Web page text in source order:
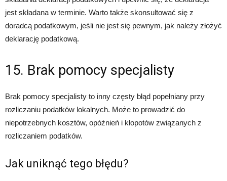
jest składana w terminie. Warto także skonsultować się z
doradcą podatkowym, jeśli nie jest się pewnym, jak należy złożyć
deklarację podatkową.
15. Brak pomocy specjalisty
Brak pomocy specjalisty to inny częsty błąd popełniany przy
rozliczaniu podatków lokalnych. Może to prowadzić do
niepotrzebnych kosztów, opóźnień i kłopotów związanych z
rozliczaniem podatków.
Jak uniknąć tego błędu?